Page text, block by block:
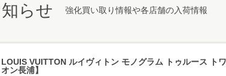
らせ 強化買い取り情報や各店舗の入荷情報
LOUIS VUITTON ルイヴィトン モノグラム トゥルース
ン長浦】